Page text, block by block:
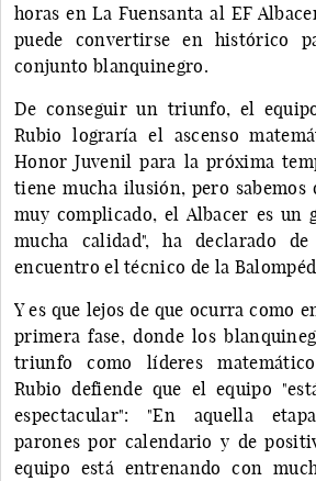
horas en La Fuensanta al EF
puede convertirse en histórico
conjunto blanquinegro.
De conseguir un triunfo, el
Rubio lograría el ascenso
Honor Juvenil para la próxima
tiene mucha ilusión, pero sabemos
muy complicado, el Albacer es un
mucha calidad", ha declarado
encuentro el técnico de la
Y es que lejos de que ocurra como
primera fase, donde los
triunfo como líderes
Rubio defiende que el equipo
espectacular": "En aquella
parones por calendario y de
equipo está entrenando con